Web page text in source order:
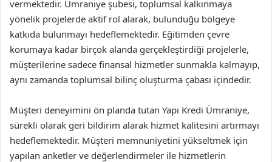
vermektedir. Ümraniye şubesi, toplumsal kalkınmaya
yönelik projelerde aktif rol alarak, bulunduğu bölgeye
katkıda bulunmayı hedeflemektedir. Eğitimden çevre
korumaya kadar birçok alanda gerçekleştirdiği projelerle,
müşterilerine sadece finansal hizmetler sunmakla kalmayıp,
aynı zamanda toplumsal bilinç oluşturma çabası içindedir.
Müşteri deneyimini ön planda tutan Yapı Kredi Ümraniye,
sürekli olarak geri bildirim alarak hizmet kalitesini artırmayı
hedeflemektedir. Müşteri memnuniyetini yükseltmek için
yapılan anketler ve değerlendirmeler ile hizmetlerin